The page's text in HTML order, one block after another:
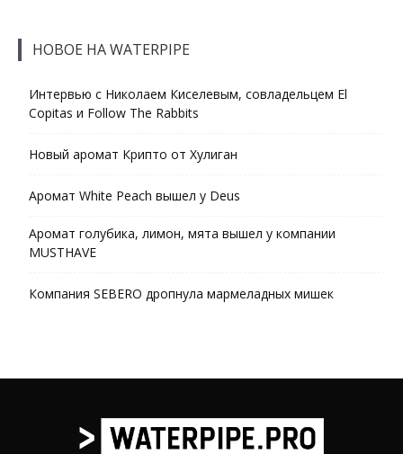
НОВОЕ НА WATERPIPE
Интервью с Николаем Киселевым, совладельцем El
Copitas и Follow The Rabbits
Новый аромат Крипто от Хулиган
Аромат White Peach вышел у Deus
Аромат голубика, лимон, мята вышел у компании
MUSTHAVE
Компания SEBERO дропнула мармеладных мишек